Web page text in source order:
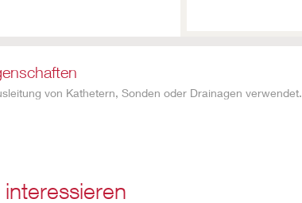
von Kathetern, Sonden oder Drainagen verwendet.